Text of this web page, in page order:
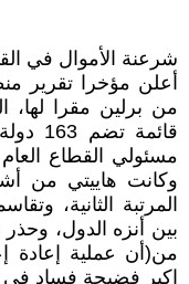
شرعنة الأموال في
أعلن مؤخرا تقرير
مسئولي القطاع
وكانت هاييتي من
المرتبة الثانية،
بين أنزه الدول،
من(أن عملية إعادة
اكبر فضيحة فساد في